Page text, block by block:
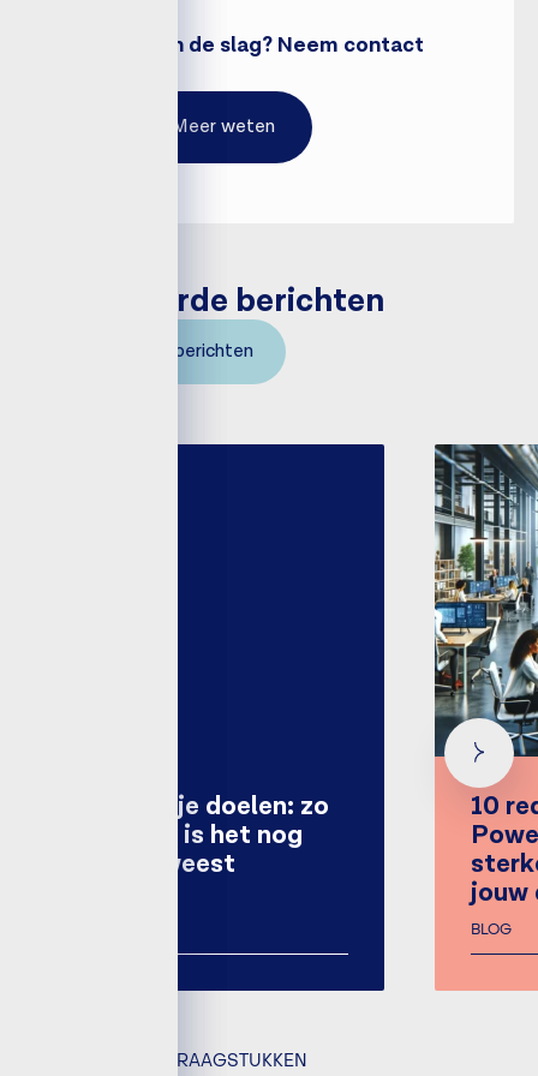
Direct aan de slag? Neem contact
Meer weten
Gerelateerde berichten
Bekijk alle berichten
Inzicht in je doelen: zo
makkelijk is het nog
nooit geweest
10
jouw
BLOG
GERELATEERDE VRAAGSTUKKEN